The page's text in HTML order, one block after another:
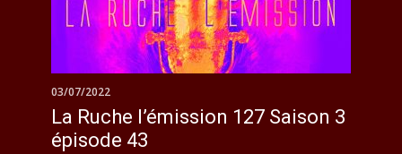
03/07/2022
La Ruche l’émission 127 Saison 3
épisode 43